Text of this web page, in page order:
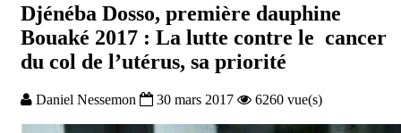
Djénéba Dosso, première dauphine
Bouaké 2017 : La lutte contre le cancer
du col de l’utérus, sa priorité
Daniel Nessemon 30 mars 2017 6260 vue(s)